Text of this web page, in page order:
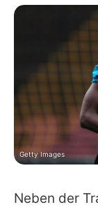
Neben der
Getty Images